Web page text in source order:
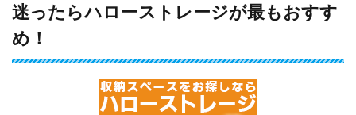
迷ったらハローストレージが最もおすす
め！